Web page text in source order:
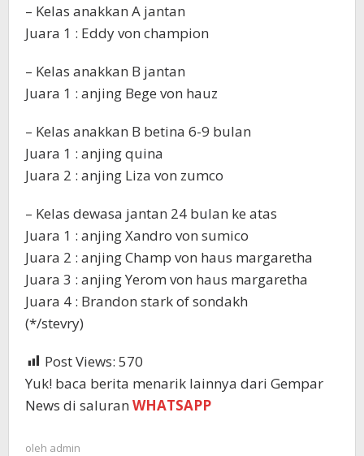
– Kelas anakkan A jantan
Juara 1 : Eddy von champion
– Kelas anakkan B jantan
Juara 1 : anjing Bege von hauz
– Kelas anakkan B betina 6-9 bulan
Juara 1 : anjing quina
Juara 2 : anjing Liza von zumco
– Kelas dewasa jantan 24 bulan ke atas
Juara 1 : anjing Xandro von sumico
Juara 2 : anjing Champ von haus margaretha
Juara 3 : anjing Yerom von haus margaretha
Juara 4 : Brandon stark of sondakh
(*/stevry)
Post Views: 570
Yuk! baca berita menarik lainnya dari Gempar
News di saluran WHATSAPP
oleh admin